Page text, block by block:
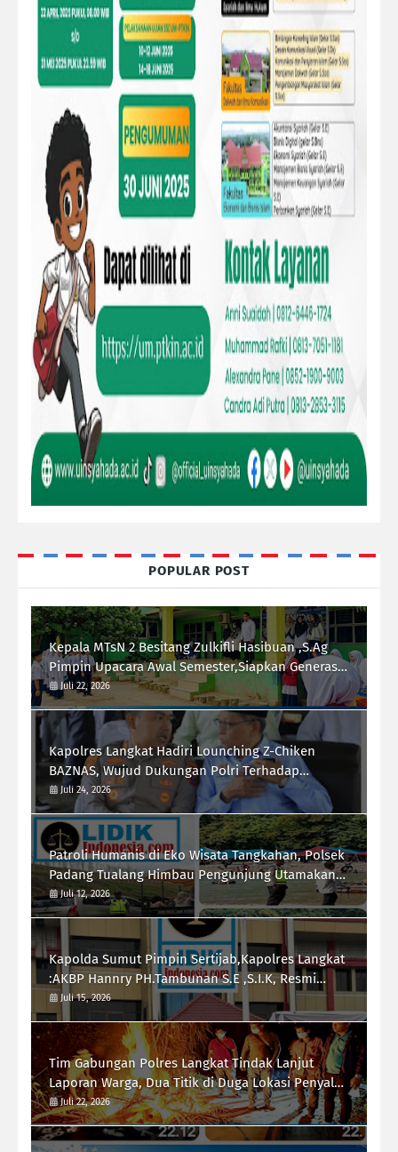
POPULAR POST
Kepala MTsN 2 Besitang Zulkifli Hasibuan ,S.Ag
Pimpin Upacara Awal Semester,Siapkan Generasi
Berkarakter dan Berprestasi
Juli 22, 2026
Kapolres Langkat Hadiri Lounching Z-Chiken
BAZNAS, Wujud Dukungan Polri Terhadap
Pemberdayaan Ekonomi Masyarakat
Juli 24, 2026
Patroli Humanis di Eko Wisata Tangkahan, Polsek
Padang Tualang Himbau Pengunjung Utamakan
Keselamatan
Juli 12, 2026
Kapolda Sumut Pimpin Sertijab,Kapolres Langkat
:AKBP Hannry PH.Tambunan S.E ,S.I.K, Resmi
Menjabat
Juli 15, 2026
Tim Gabungan Polres Langkat Tindak Lanjut
Laporan Warga, Dua Titik di Duga Lokasi Penyalah
Gunaan Narkoba di Desa Bubun di Musnahkan
Juli 22, 2026